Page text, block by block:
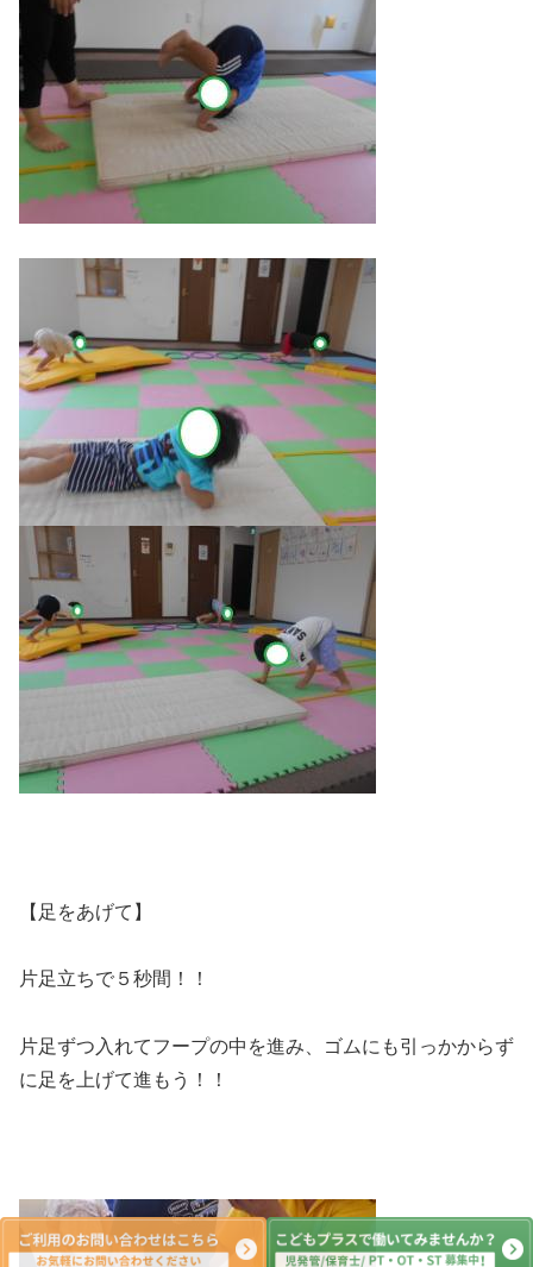
【足をあげて】
片足立ちで５秒間！！
片足ずつ入れてフープの中を進み、ゴムにも引っかからず
に足を上げて進もう！！